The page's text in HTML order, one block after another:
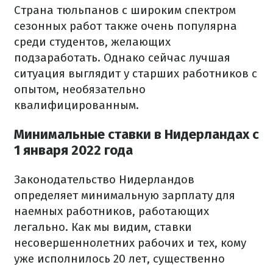
Страна тюльпанов с широким спектром
сезонных работ также очень популярна
среди студентов, желающих
подзаработать. Однако сейчас лучшая
ситуация выглядит у старших работников с
опытом, необязательно
квалифицированным.
Минимальные ставки в Нидерландах с
1 января 2022 года
Законодательство Нидерландов
определяет минимальную зарплату для
наемных работников, работающих
легально. Как мы видим, ставки
несовершеннолетних рабочих и тех, кому
уже исполнилось 20 лет, существенно